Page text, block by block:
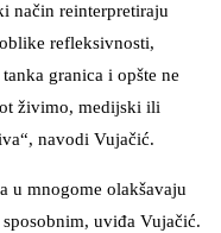
način reinterpretiraju
refleksivnosti,
granica i opšte ne
živimo, medijski ili
navodi Vujačić.
u mnogome olakšavaju
uviđa Vujačić.